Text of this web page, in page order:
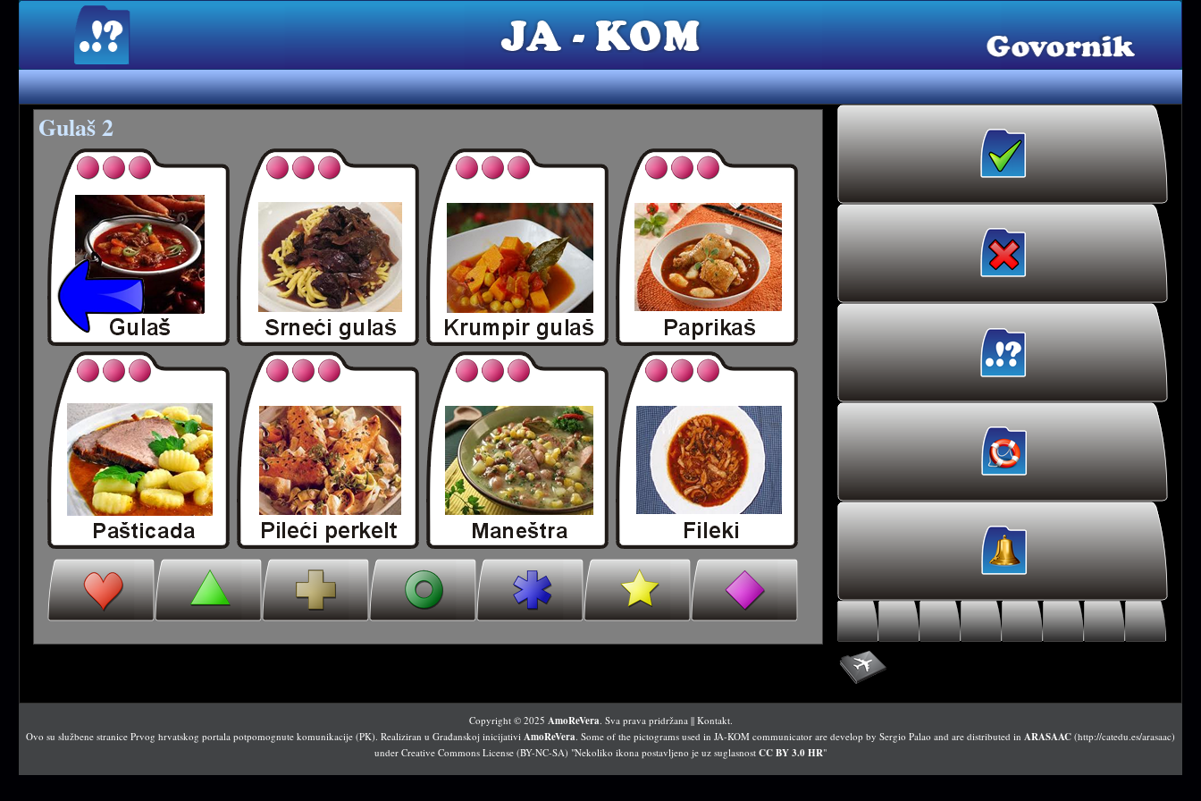
Gulaš 2
Copyright © 2025 AmoReVera. Sva prava pridržana || Kontakt.
Ovo su službene stranice Prvog hrvatskog portala potpomognute komunikacije (PK). Realiziran u Građanskoj inicijativi AmoReVera. Some of the pictograms used in JA-KOM communicator are develop by Sergio Palao and are distributed in ARASAAC (http://catedu.es/arasaac)
under Creative Commons License (BY-NC-SA) "Nekoliko ikona postavljeno je uz suglasnost CC BY 3.0 HR"